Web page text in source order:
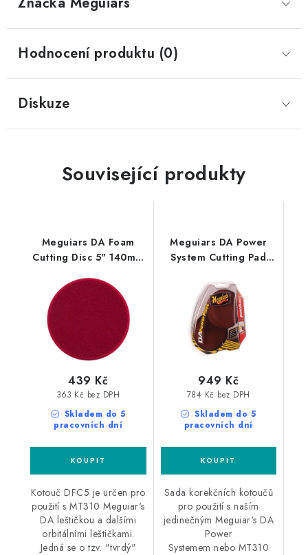
Hodnocení produktu (0)
Diskuze
Související produkty
Meguiars DA Foam
Cutting Disc 5" 140mm
lešticí kotouč pro DA
Skladem do 5
pracovních dní
363 Kč bez DPH
439 Kč
Kotouč DFC5 je určen pro
použití s MT310 Meguiar's
DA leštičkou a dalšími
orbitálními leštičkami.
Jedná se o tzv. "tvrdý"
Meguiars DA Power
System Cutting Pad
korekčních kotoučů
Skladem do 5
pracovních dní
784 Kč bez DPH
949 Kč
Sada korekčních kotoučů
pro použití s naším
jedinečným Meguiar's DA
Power
Systemem nebo MT310